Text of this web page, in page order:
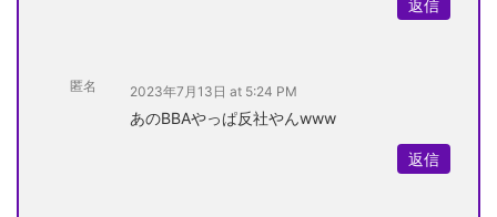
返信
匿名 2023年7月13日 at 5:24 PM
あのBBAやっぱ反社やんwww
返信